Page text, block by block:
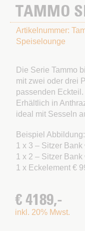
TAMMO
Artikelnummer:
Speiselounge
Die Serie Tammo
mit zwei oder drei
passenden Eckteil.
Erhältlich in
ideal mit Sesseln
Beispiel Abbildung:
1 x 3 – Sitzer Bank
1 x 2 – Sitzer Bank
1 x Eckelement €
€ 4189,-
inkl. 20% Mwst.